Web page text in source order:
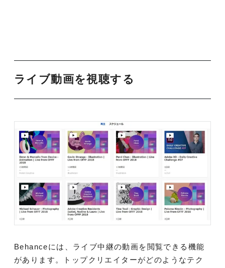
ライブ動画を視聴する
Behanceには、ライブ中継の動画を閲覧できる機能
があります。トップクリエイターがどのようなテク